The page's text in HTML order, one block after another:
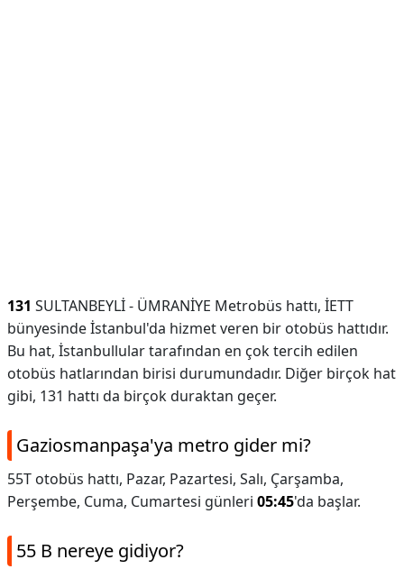
131 SULTANBEYLİ - ÜMRANİYE Metrobüs hattı, İETT
bünyesinde İstanbul'da hizmet veren bir otobüs hattıdır.
Bu hat, İstanbullular tarafından en çok tercih edilen
otobüs hatlarından birisi durumundadır. Diğer birçok hat
gibi, 131 hattı da birçok duraktan geçer.
Gaziosmanpaşa'ya metro gider mi?
55T otobüs hattı, Pazar, Pazartesi, Salı, Çarşamba,
Perşembe, Cuma, Cumartesi günleri 05:45'da başlar.
55 B nereye gidiyor?